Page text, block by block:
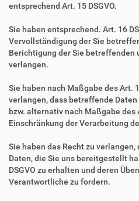
entsprechend Art. 15 DSGVO.
Sie haben entsprechend. Art. 16
Vervollständigung der Sie
Berichtigung der Sie betreffenden
verlangen.
Sie haben nach Maßgabe des Art.
verlangen, dass betreffende
bzw. alternativ nach Maßgabe des
Einschränkung der Verarbeitung
Sie haben das Recht zu
Daten, die Sie uns bereitgestellt
DSGVO zu erhalten und deren
Verantwortliche zu fordern.